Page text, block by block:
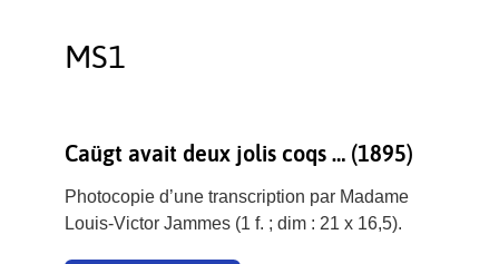
MS1
Caügt avait deux jolis coqs … (1895)
Photocopie d’une transcription par Madame
Louis-Victor Jammes (1 f. ; dim : 21 x 16,5).